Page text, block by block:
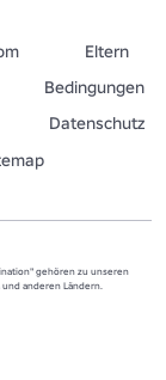
Eltern
Bedingungen
Datenschutz
gehören zu unseren
anderen Ländern.